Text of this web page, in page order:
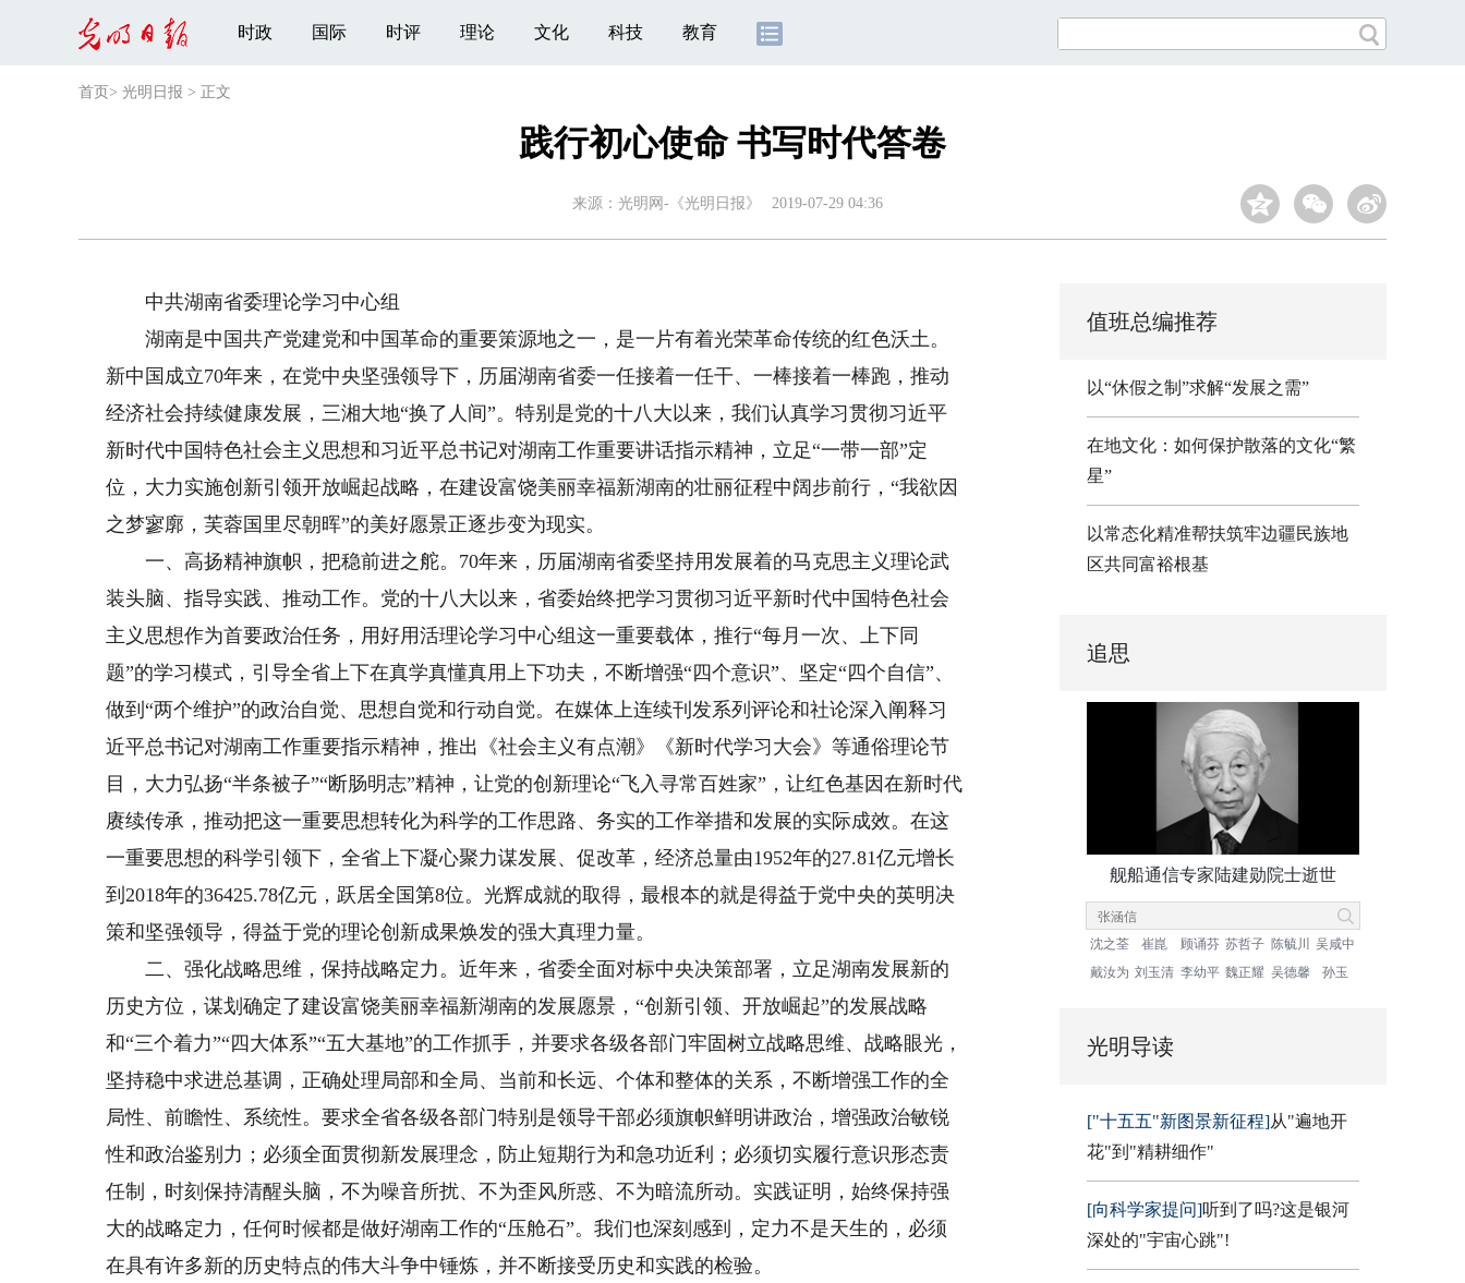
时政 国际 时评 理论 文化 科技 教育
首页 > 光明日报 > 正文
践行初心使命 书写时代答卷
来源： 光明网-《光明日报》 2019-07-29 04:36
中共湖南省委理论学习中心组
湖南是中国共产党建党和中国革命的重要策源地之一，是一片有着光荣革命传统的红色沃土。
新中国成立70年来，在党中央坚强领导下，历届湖南省委一任接着一任干、一棒接着一棒跑，推动
经济社会持续健康发展，三湘大地“换了人间”。特别是党的十八大以来，我们认真学习贯彻习近平
新时代中国特色社会主义思想和习近平总书记对湖南工作重要讲话指示精神，立足“一带一部”定
位，大力实施创新引领开放崛起战略，在建设富饶美丽幸福新湖南的壮丽征程中阔步前行，“我欲因
之梦寥廓，芙蓉国里尽朝晖”的美好愿景正逐步变为现实。
一、高扬精神旗帜，把稳前进之舵。70年来，历届湖南省委坚持用发展着的马克思主义理论武
装头脑、指导实践、推动工作。党的十八大以来，省委始终把学习贯彻习近平新时代中国特色社会
主义思想作为首要政治任务，用好用活理论学习中心组这一重要载体，推行“每月一次、上下同
题”的学习模式，引导全省上下在真学真懂真用上下功夫，不断增强“四个意识”、坚定“四个自信”、
做到“两个维护”的政治自觉、思想自觉和行动自觉。在媒体上连续刊发系列评论和社论深入阐释习
近平总书记对湖南工作重要指示精神，推出《社会主义有点潮》《新时代学习大会》等通俗理论节
目，大力弘扬“半条被子”“断肠明志”精神，让党的创新理论“飞入寻常百姓家”，让红色基因在新时代
赓续传承，推动把这一重要思想转化为科学的工作思路、务实的工作举措和发展的实际成效。在这
一重要思想的科学引领下，全省上下凝心聚力谋发展、促改革，经济总量由1952年的27.81亿元增长
到2018年的36425.78亿元，跃居全国第8位。光辉成就的取得，最根本的就是得益于党中央的英明决
策和坚强领导，得益于党的理论创新成果焕发的强大真理力量。
二、强化战略思维，保持战略定力。近年来，省委全面对标中央决策部署，立足湖南发展新的
历史方位，谋划确定了建设富饶美丽幸福新湖南的发展愿景，“创新引领、开放崛起”的发展战略
和“三个着力”“四大体系”“五大基地”的工作抓手，并要求各级各部门牢固树立战略思维、战略眼光，
坚持稳中求进总基调，正确处理局部和全局、当前和长远、个体和整体的关系，不断增强工作的全
局性、前瞻性、系统性。要求全省各级各部门特别是领导干部必须旗帜鲜明讲政治，增强政治敏锐
性和政治鉴别力；必须全面贯彻新发展理念，防止短期行为和急功近利；必须切实履行意识形态责
任制，时刻保持清醒头脑，不为噪音所扰、不为歪风所惑、不为暗流所动。实践证明，始终保持强
大的战略定力，任何时候都是做好湖南工作的“压舱石”。我们也深刻感到，定力不是天生的，必须
在具有许多新的历史特点的伟大斗争中锤炼，并不断接受历史和实践的检验。
值班总编推荐
以“休假之制”求解“发展之需”
在地文化：如何保护散落的文化“繁
星”
以常态化精准帮扶筑牢边疆民族地
区共同富裕根基
追思
舰船通信专家陆建勋院士逝世
沈之荃 崔崑 顾诵芬 苏哲子 陈毓川
吴咸中
戴汝为 刘玉清 李幼平 魏正耀 吴德馨 孙玉
光明导读
["十五五"新图景新征程]从"遍地开
花"到"精耕细作"
[向科学家提问]听到了吗?这是银河
深处的"宇宙心跳"!